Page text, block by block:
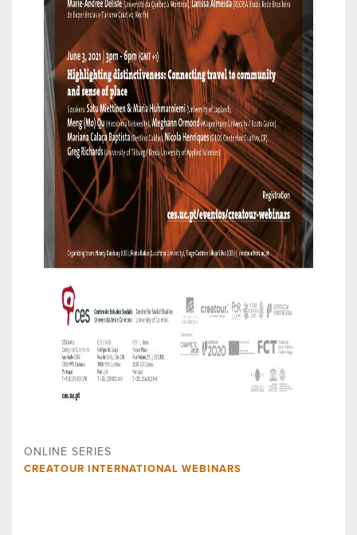
ONLINE SERIES
CREATOUR INTERNATIONAL WEBINARS